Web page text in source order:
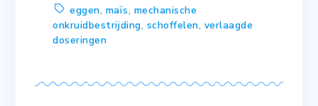
eggen, maïs, mechanische
onkruidbestrijding, schoffelen, verlaagde
doseringen